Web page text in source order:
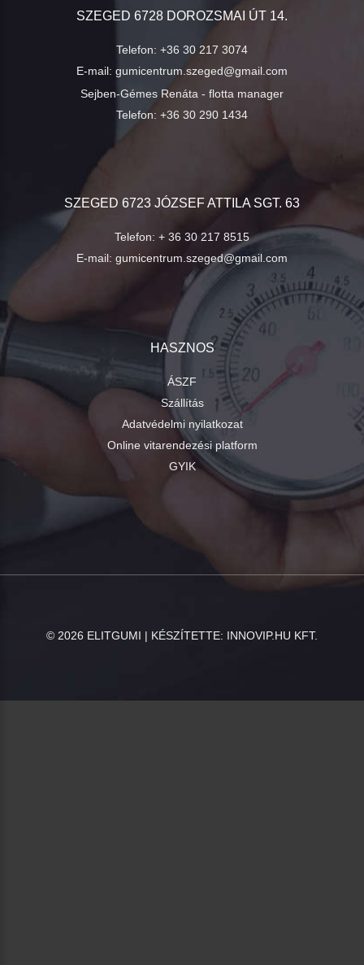
SZEGED 6728 DOROZSMAI ÚT 14.
Telefon: +36 30 217 3074
E-mail: gumicentrum.szeged@gmail.com
Sejben-Gémes Renáta - flotta manager
Telefon: +36 30 290 1434
SZEGED 6723 JÓZSEF ATTILA SGT. 63
Telefon: + 36 30 217 8515
E-mail: gumicentrum.szeged@gmail.com
HASZNOS
ÁSZF
Szállítás
Adatvédelmi nyilatkozat
Online vitarendezési platform
GYIK
© 2026 ELITGUMI | KÉSZÍTETTE: INNOVIP.HU KFT.